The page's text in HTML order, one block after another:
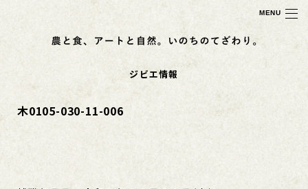
MENU
ジビエ情報
木0105-030-11-006